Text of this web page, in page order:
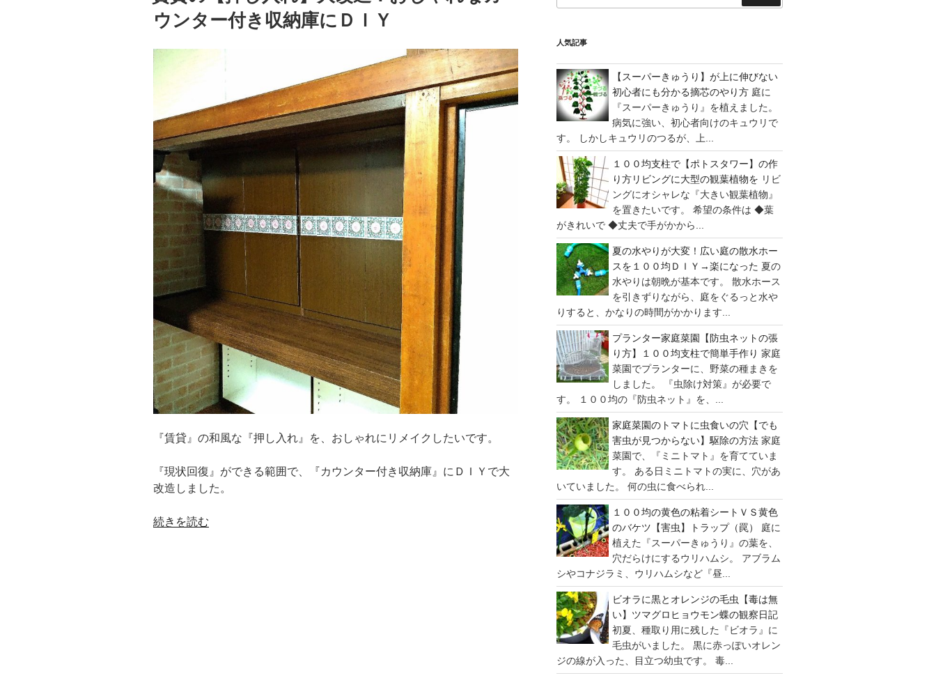
ウンター付き収納庫にＤＩＹ
『賃貸』の和風な『押し入れ』を、おしゃれにリメイクしたいです。
『現状回復』ができる範囲で、『カウンター付き収納庫』にＤＩＹで大
改造しました。
“賃
続きを読む
索
人気記事
【スーパーきゅうり】が上に伸びない
初心者にも分かる摘芯のやり方 庭に
『スーパーきゅうり』を植えました。
病気に強い、初心者向けのキュウリで
す。 しかしキュウリのつるが、上...
１００均支柱で【ポトスタワー】の作
り方リビングに大型の観葉植物を リビ
ングにオシャレな『大きい観葉植物』
を置きたいです。 希望の条件は ◆葉
がきれいで ◆丈夫で手がかから...
夏の水やりが大変！広い庭の散水ホー
スを１００均ＤＩＹ→楽になった 夏の
水やりは朝晩が基本です。 散水ホース
を引きずりながら、庭をぐるっと水や
りすると、かなりの時間がかかります...
プランター家庭菜園【防虫ネットの張
り方】１００均支柱で簡単手作り 家庭
菜園でプランターに、野菜の種まきを
しました。 『虫除け対策』が必要で
す。 １００均の『防虫ネット』を、...
家庭菜園のトマトに虫食いの穴【でも
害虫が見つからない】駆除の方法 家庭
菜園で、『ミニトマト』を育てていま
す。 ある日ミニトマトの実に、穴があ
いていました。 何の虫に食べられ...
１００均の黄色の粘着シートＶＳ黄色
のバケツ【害虫】トラップ（罠）
庭に
植えた『スーパーきゅうり』の葉を、
穴だらけにするウリハムシ。 アブラム
シやコナジラミ、ウリハムシなど『昼...
ビオラに黒とオレンジの毛虫【毒は無
い】ツマグロヒョウモン蝶の観察日記
初夏、種取り用に残した『ビオラ』に
毛虫がいました。 黒に赤っぽいオレン
ジの線が入った、目立つ幼虫です。 毒...